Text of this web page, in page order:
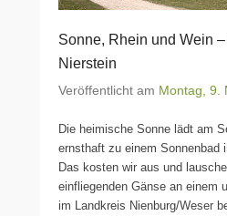
Sonne, Rhein und Wein –
Nierstein
Veröffentlicht am Montag, 9.
Die heimische Sonne lädt am
ernsthaft zu einem Sonnenbad
Das kosten wir aus und
einfliegenden Gänse an einem
im Landkreis Nienburg/Weser